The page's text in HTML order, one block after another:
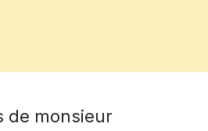
de monsieur